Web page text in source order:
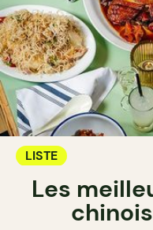
LISTE
Les